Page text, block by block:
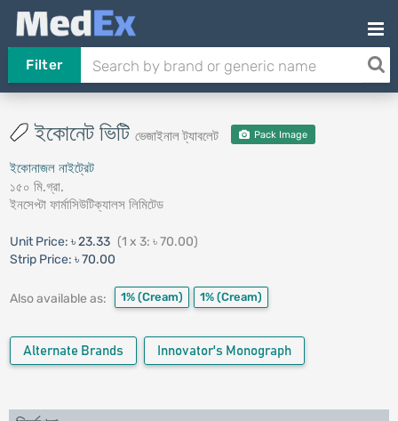
Filter
ইকোনেট ভিটি ভেজাইনাল ট্যাবলেট Pack Image
ইকোনাজল নাইট্রেট
১৫০ মি.গ্রা.
ইনসেপ্টা ফার্মাসিউটিক্যালস লিমিটেড
Unit Price: ৳ 23.33 (1 x 3: ৳ 70.00)
Strip Price: ৳ 70.00
Also available as: 1% (Cream) 1% (Cream)
Alternate Brands Innovator's Monograph